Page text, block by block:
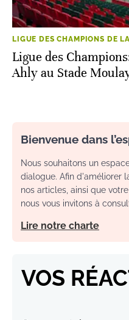
LIGUE DES CHAMPIONS DE
Ligue des
Ahly au Stade
Bienvenue dans
Nous souhaitons un
dialogue. Afin d'améliorer
nos articles, ainsi que
nous vous invitons à
Lire notre charte
VOS